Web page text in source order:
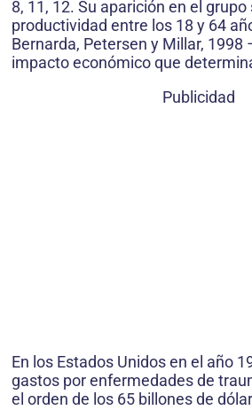
8, 11, 12. Su aparición en el
productividad entre los 18 y 64
Bernarda, Petersen y Millar, 1998
impacto económico que
Publicidad
En los Estados Unidos en el año
gastos por enfermedades de
el orden de los 65 billones de